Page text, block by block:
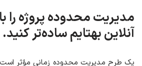
مدیریت محدوده پروژه را
آنلاین بهتایم ساده‌تر کنید.
یک طرح مدیریت محدوده زمانی مؤثر است